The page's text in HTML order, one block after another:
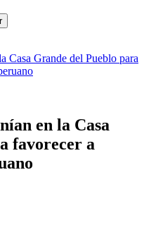
Casa Grande del Pueblo para
en la Casa
favorecer a